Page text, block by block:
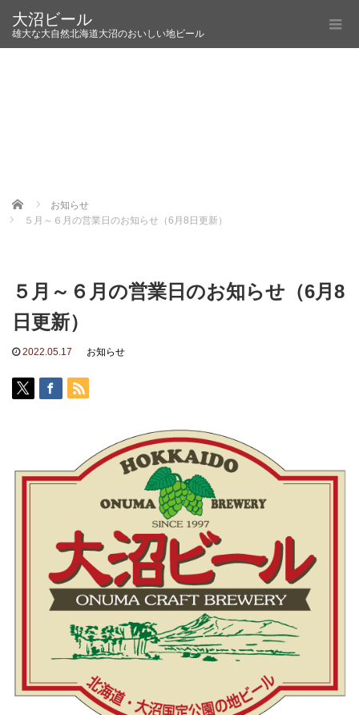
大沼ビール
雄大な大自然北海道大沼のおいしい地ビール
Home
お知らせ
５月～６月の営業日のお知らせ（6月8日更新）
５月～６月の営業日のお知らせ（6月8
日更新）
2022.05.17 お知らせ